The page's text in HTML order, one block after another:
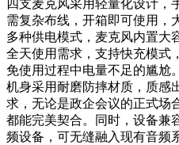
四支麦克风采用轻量化设计，
需复杂布线，开箱即可使用，
多种供电模式，麦克风内置大
全天使用需求，支持快充模式
免使用过程中电量不足的尴尬。
机身采用耐磨防摔材质，质感
求，无论是政企会议的正式场
都能完美契合。同时，设备兼
频设备，可无缝融入现有音频